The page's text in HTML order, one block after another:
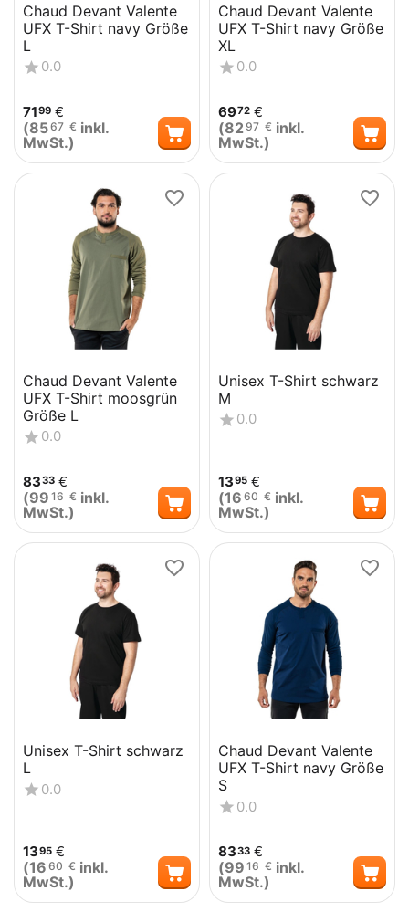
Chaud Devant Valente
UFX T-Shirt navy Größe
L
0.0
7199 €
(8567 € inkl.
MwSt.)
Chaud Devant Valente
UFX T-Shirt navy Größe
XL
0.0
6972 €
(8297 € inkl.
MwSt.)
Chaud Devant Valente
UFX T-Shirt moosgrün
Größe L
0.0
8333 €
(99 16 € inkl.
MwSt.)
Unisex T-Shirt schwarz
M
0.0
1395 €
(16 60 € inkl.
MwSt.)
Unisex T-Shirt schwarz
L
0.0
1395 €
(16 60 € inkl.
MwSt.)
Chaud Devant Valente
UFX T-Shirt navy Größe
S
0.0
8333 €
(99 16 € inkl.
MwSt.)